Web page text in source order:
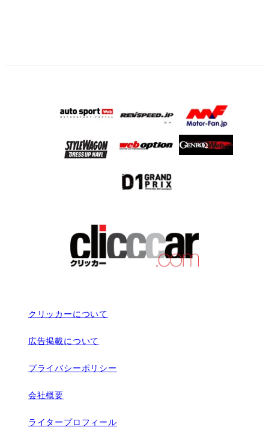
クリッカーについて
広告掲載について
プライバシーポリシー
会社概要
ライタープロフィール